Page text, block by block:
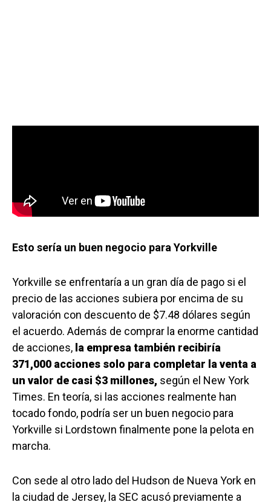
Esto sería un buen negocio para Yorkville
Yorkville se enfrentaría a un gran día de pago si el
precio de las acciones subiera por encima de su
valoración con descuento de $7.48 dólares según
el acuerdo. Además de comprar la enorme cantidad
de acciones, la empresa también recibiría
371,000 acciones solo para completar la venta a
un valor de casi $3 millones, según el New York
Times. En teoría, si las acciones realmente han
tocado fondo, podría ser un buen negocio para
Yorkville si Lordstown finalmente pone la pelota en
marcha.
Con sede al otro lado del Hudson de Nueva York en
la ciudad de Jersey, la SEC acusó previamente a